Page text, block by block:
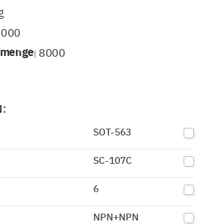
| 8000
SOT-563
SC-107C
6
NPN+NPN